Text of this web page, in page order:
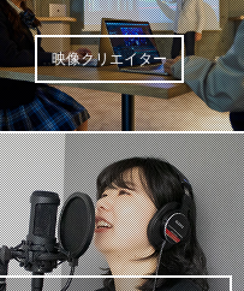
映像クリエイター